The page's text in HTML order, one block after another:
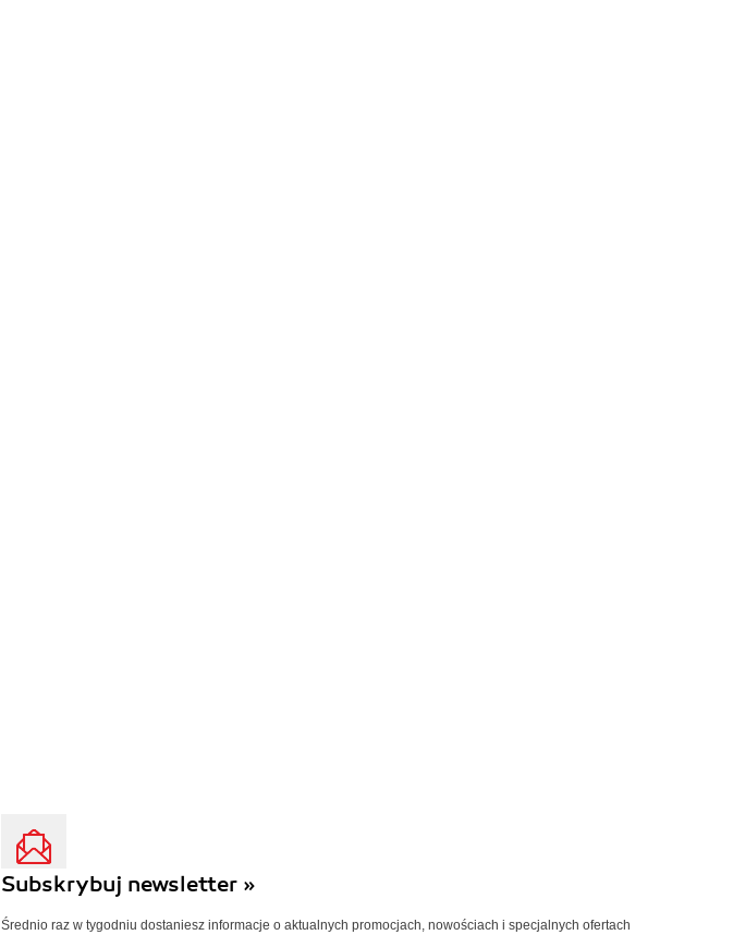
Subskrybuj newsletter »
Średnio raz w tygodniu dostaniesz informacje o aktualnych promocjach, nowościach i specjalnych ofertach